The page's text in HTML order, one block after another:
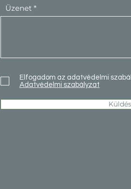
Üzenet
Elfogadom az adatvédelmi
Adatvédelmi szabályzat
Küldés